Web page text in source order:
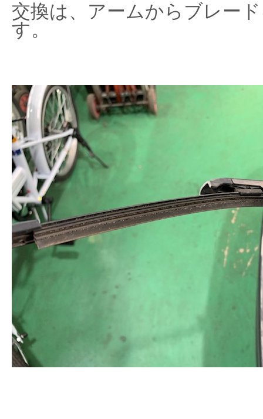
交換は、アームからブレー
す。